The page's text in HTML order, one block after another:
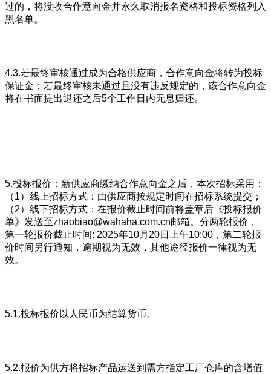
过的，将没收合作意向金并永久取消报名资格和投标资格列入
黑名单。
4.3.若最终审核通过成为合格供应商，合作意向金将转为投标
保证金；若最终审核未通过且没有违反规定的，该合作意向金
将在书面提出退还之后5个工作日内无息归还。
5.投标报价：新供应商缴纳合作意向金之后，本次招标采用：
（1）线上招标方式：由供应商按规定时间在招标系统提交；
（2）线下招标方式：在报价截止时间前将盖章后《投标报价
单》发送至zhaobiao@wahaha.com.cn邮箱。分两轮报价，
第一轮报价截止时间: 2025年10月20日上午10:00，第二轮报
价时间另行通知，逾期视为无效，其他途径报价一律视为无
效。
5.1.投标报价以人民币为结算货币。
5.2.报价为供方将招标产品运送到需方指定工厂仓库的含增值